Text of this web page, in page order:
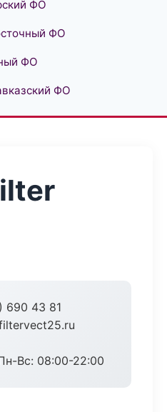
ФО
ФО
ФО
ФО
690 43 81
Вс: 08:00-22:00